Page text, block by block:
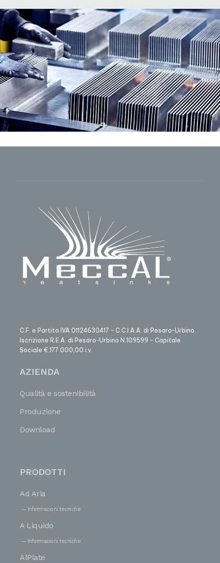
C.F. e Partita IVA 01124630417 – C.C.I.A.A. di Pesaro-Urbino.
Iscrizione R.E.A. di Pesaro-Urbino N.109599 – Capitale
Sociale €.177.000,00 i.v
AZIENDA
Qualità e sostenibilità
Produzione
Download
PRODOTTI
Ad Aria
Informazioni tecniche
A Liquido
Informazioni tecniche
AlPlate